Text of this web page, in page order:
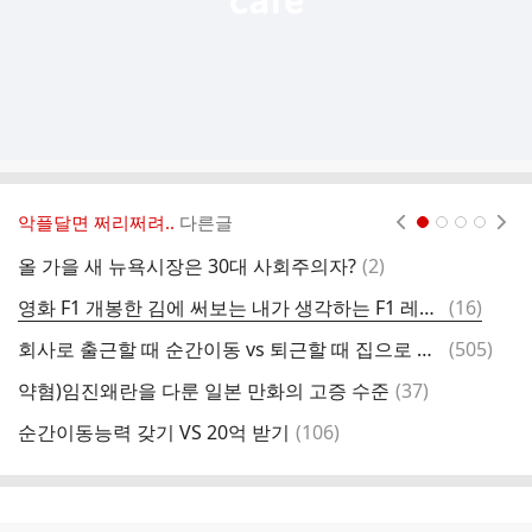
악플달면 쩌리쩌려.. 다른글
올 가을 새 뉴욕시장은 30대 사회주의자? 댓
(2)
영화 F1 개봉한 김에 써보는 내가 생각하는 F1 레전드 장면 댓
글
(16)
회사로 출근할 때 순간이동 vs 퇴근할 때 집으로 순간이동
댓
(505)
약혐)임진왜란을 다룬 일본 만화의 고증 수준 댓
(37)
순간이동능력 갖기 VS 20억 받기 댓
(106)